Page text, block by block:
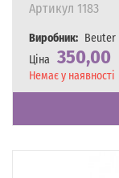
Артикул 1183
Виробник: Beuter
Ціна 350,00
Наявність
Немає у наявності